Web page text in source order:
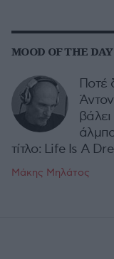
MOOD OF THE DAY
Ποτέ
τίτλο: Life Is A
Μάκης Μηλάτος